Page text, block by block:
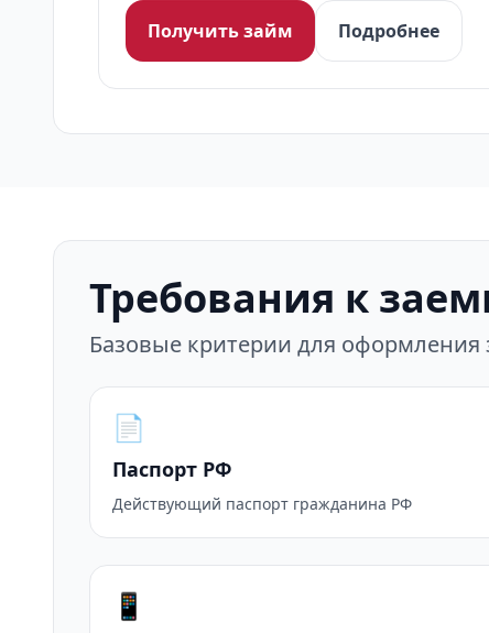
Получить займ Подробнее
Требования к
Базовые критерии для
📄
Паспорт РФ
Действующий паспорт гражданина РФ
📱